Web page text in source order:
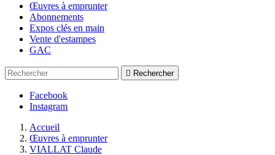
Œuvres à emprunter
Abonnements
Expos clés en main
Vente d'estampes
GAC
 Rechercher
Facebook
Instagram
Accueil
Œuvres à emprunter
VIALLAT Claude